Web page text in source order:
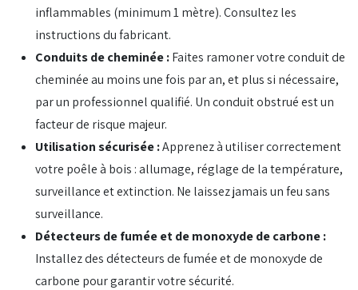
inflammables (minimum 1 mètre). Consultez les
instructions du fabricant.
Conduits de cheminée :Faites ramoner votre conduit de
cheminée au moins une fois par an, et plus si nécessaire,
par un professionnel qualifié. Un conduit obstrué est un
facteur de risque majeur.
Utilisation sécurisée :Apprenez à utiliser correctement
votre poêle à bois : allumage, réglage de la température,
surveillance et extinction. Ne laissez jamais un feu sans
surveillance.
Détecteurs de fumée et de monoxyde de carbone :
Installez des détecteurs de fumée et de monoxyde de
carbone pour garantir votre sécurité.